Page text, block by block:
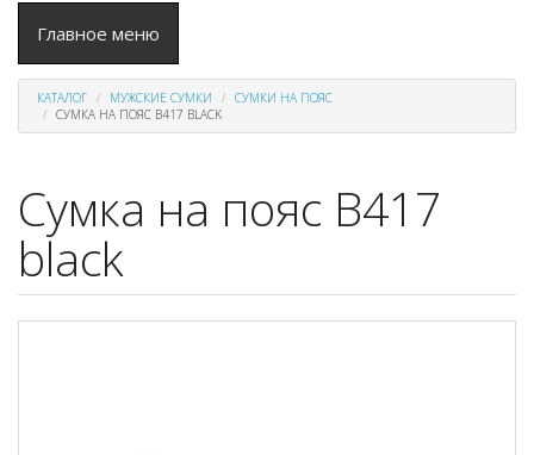
Главное меню
КАТАЛОГ МУЖСКИЕ СУМКИ
СУМКИ НА ПОЯС
СУМКА НА ПОЯС B417 BLACK
Сумка на пояс B417
black